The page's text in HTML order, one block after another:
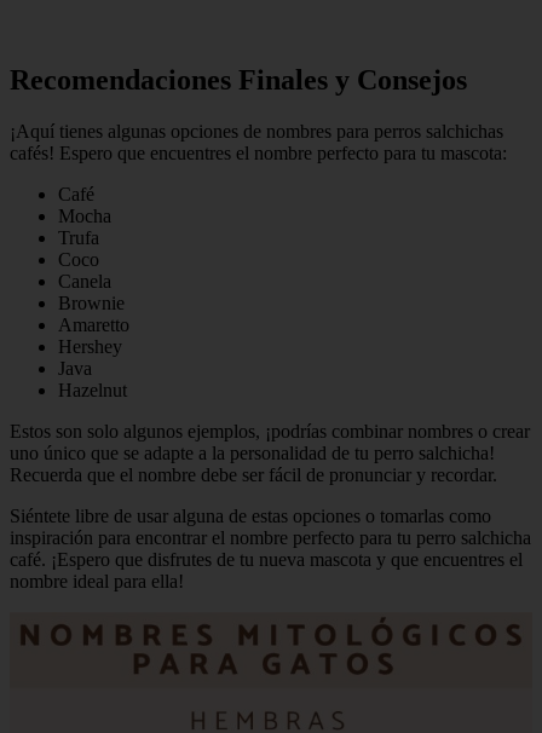
Recomendaciones Finales y Consejos
¡Aquí tienes algunas opciones de nombres para perros salchichas
cafés! Espero que encuentres el nombre perfecto para tu mascota:
Café
Mocha
Trufa
Coco
Canela
Brownie
Amaretto
Hershey
Java
Hazelnut
Estos son solo algunos ejemplos, ¡podrías combinar nombres o crear
uno único que se adapte a la personalidad de tu perro salchicha!
Recuerda que el nombre debe ser fácil de pronunciar y recordar.
Siéntete libre de usar alguna de estas opciones o tomarlas como
inspiración para encontrar el nombre perfecto para tu perro salchicha
café. ¡Espero que disfrutes de tu nueva mascota y que encuentres el
nombre ideal para ella!